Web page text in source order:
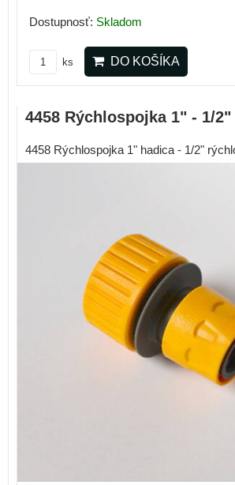
Dostupnosť: Skladom
ks DO KOŠÍKA
4458 Rýchlospojka 1" - 1/2"
4458 Rýchlospojka 1" hadica - 1/2"